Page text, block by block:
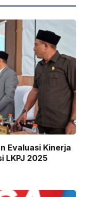
Evaluasi Kinerja
LKPJ 2025